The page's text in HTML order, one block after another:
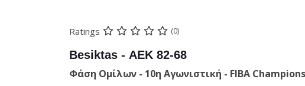
Ratings (0)
Besiktas - ΑΕΚ 82-68
Φάση Ομίλων - 10η Αγωνιστική - FIBA